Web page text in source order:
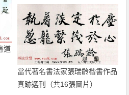
道
當代著名書法家張瑞齡楷書作品
真跡選刊（共16張圖片）